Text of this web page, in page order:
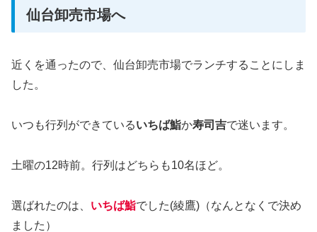
仙台卸売市場へ
近くを通ったので、仙台卸売市場でランチすることにしま
した。
いつも行列ができているいちば鮨か寿司吉で迷います。
土曜の12時前。行列はどちらも10名ほど。
選ばれたのは、 いちば鮨でした(綾鷹)（なんとなくで決め
ました）